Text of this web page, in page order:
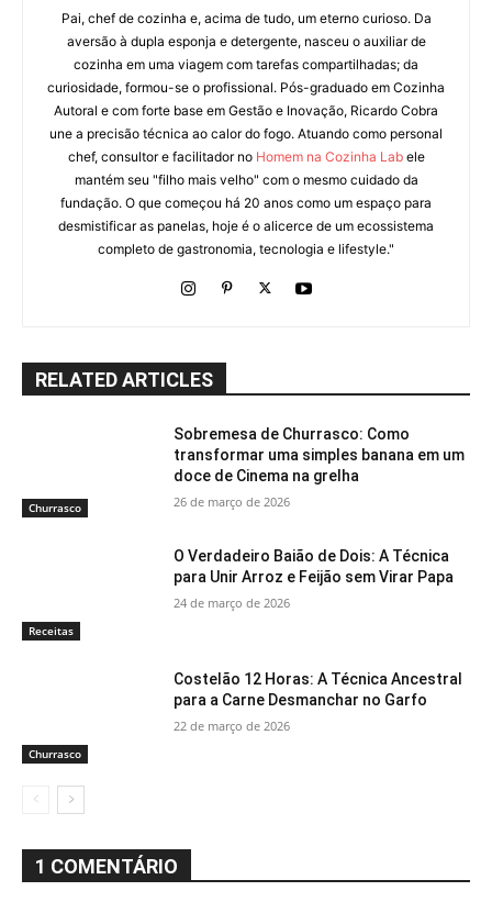
Pai, chef de cozinha e, acima de tudo, um eterno curioso. Da
aversão à dupla esponja e detergente, nasceu o auxiliar de
cozinha em uma viagem com tarefas compartilhadas; da
curiosidade, formou-se o profissional. Pós-graduado em Cozinha
Autoral e com forte base em Gestão e Inovação, Ricardo Cobra
une a precisão técnica ao calor do fogo. Atuando como personal
chef, consultor e facilitador no Homem na Cozinha Labele
mantém seu "filho mais velho" com o mesmo cuidado da
fundação. O que começou há 20 anos como um espaço para
desmistificar as panelas, hoje é o alicerce de um ecossistema
completo de gastronomia, tecnologia e lifestyle."
RELATED ARTICLES
Churrasco
Sobremesa de Churrasco: Como
transformar uma simples banana em um
doce de Cinema na grelha
26 de março de 2026
Receitas
O Verdadeiro Baião de Dois: A Técnica
para Unir Arroz e Feijão sem Virar Papa
24 de março de 2026
Churrasco
Costelão 12 Horas: A Técnica Ancestral
para a Carne Desmanchar no Garfo
22 de março de 2026
1 COMENTÁRIO